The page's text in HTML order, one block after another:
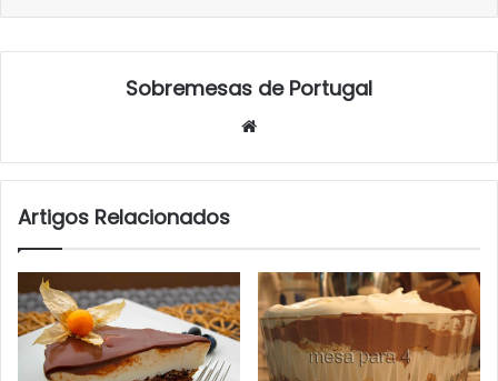
Sobremesas de Portugal
Artigos Relacionados